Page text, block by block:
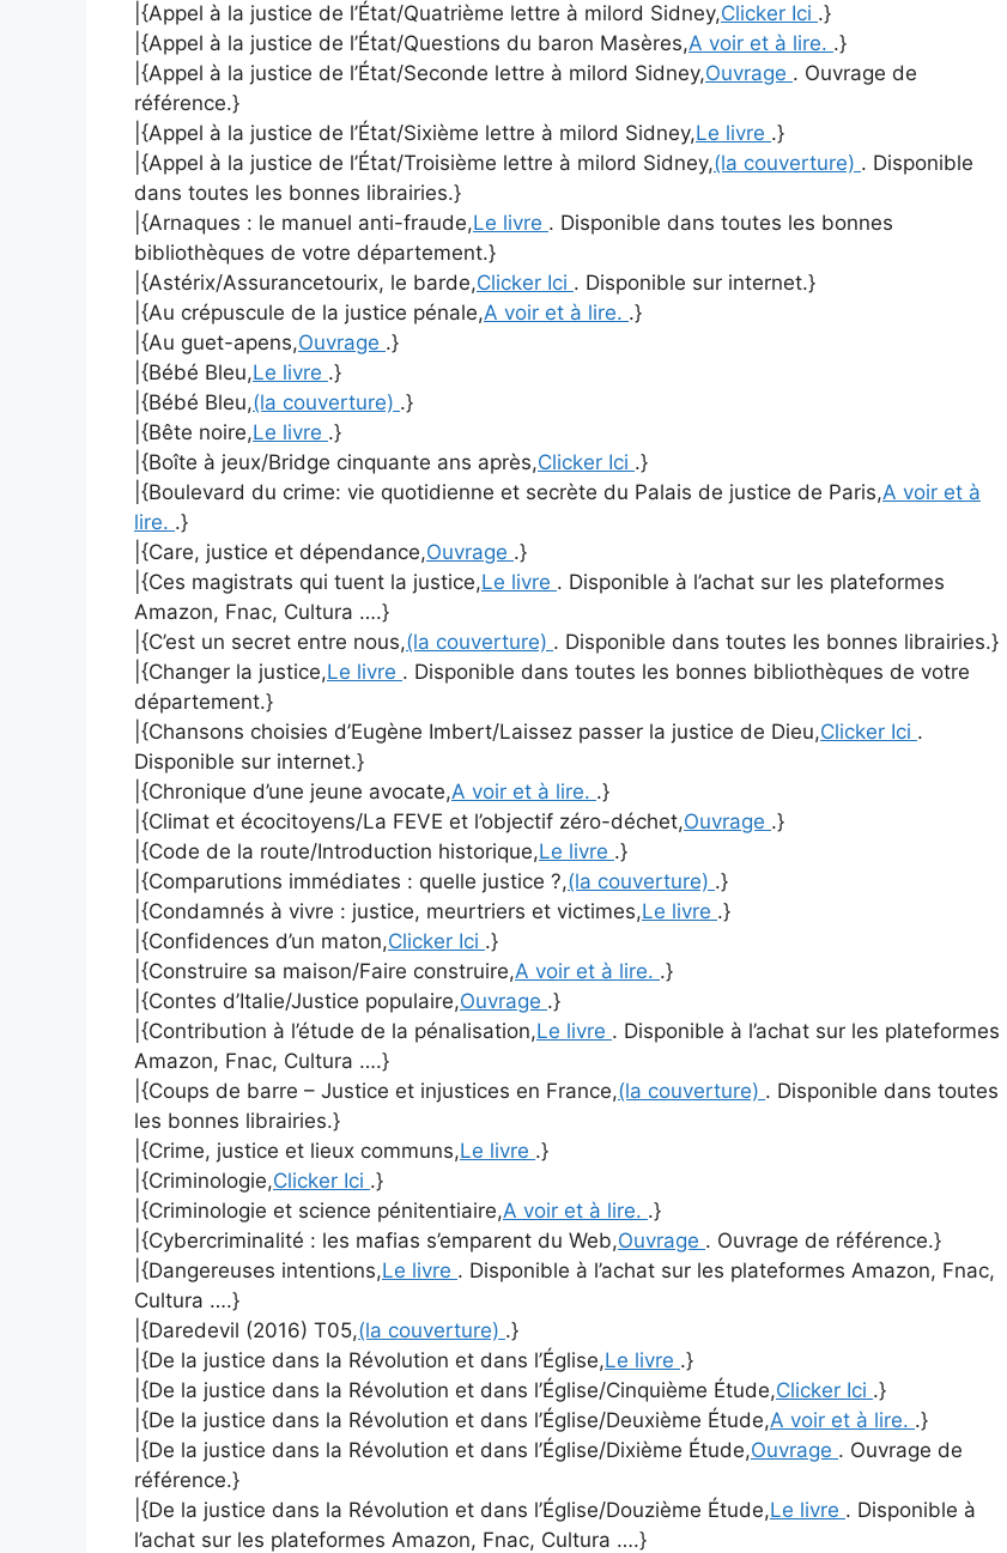
|{Appel à la justice de l’État/Quatrième lettre à milord Sidney,Clicker Ici .}
|{Appel à la justice de l’État/Questions du baron Masères,A voir et à lire. .}
|{Appel à la justice de l’État/Seconde lettre à milord Sidney,Ouvrage . Ouvrage de
référence.}
|{Appel à la justice de l’État/Sixième lettre à milord Sidney,Le livre .}
|{Appel à la justice de l’État/Troisième lettre à milord Sidney,(la couverture) . Disponible
dans toutes les bonnes librairies.}
|{Arnaques : le manuel anti-fraude,Le livre . Disponible dans toutes les bonnes
bibliothèques de votre département.}
|{Astérix/Assurancetourix, le barde,Clicker Ici . Disponible sur internet.}
|{Au crépuscule de la justice pénale,A voir et à lire. .}
|{Au guet-apens,Ouvrage .}
|{Bébé Bleu,Le livre .}
|{Bébé Bleu,(la couverture) .}
|{Bête noire,Le livre .}
|{Boîte à jeux/Bridge cinquante ans après,Clicker Ici .}
|{Boulevard du crime: vie quotidienne et secrète du Palais de justice de Paris,A voir et à
lire. .}
|{Care, justice et dépendance,Ouvrage .}
|{Ces magistrats qui tuent la justice,Le livre . Disponible à l’achat sur les plateformes
Amazon, Fnac, Cultura ….}
|{C’est un secret entre nous,(la couverture) . Disponible dans toutes les bonnes librairies.}
|{Changer la justice,Le livre . Disponible dans toutes les bonnes bibliothèques de votre
département.}
|{Chansons choisies d’Eugène Imbert/Laissez passer la justice de Dieu,Clicker Ici .
Disponible sur internet.}
|{Chronique d’une jeune avocate,A voir et à lire. .}
|{Climat et écocitoyens/La FEVE et l’objectif zéro-déchet,Ouvrage .}
|{Code de la route/Introduction historique,Le livre .}
|{Comparutions immédiates : quelle justice ?,(la couverture) .}
|{Condamnés à vivre : justice, meurtriers et victimes,Le livre .}
|{Confidences d’un maton,Clicker Ici .}
|{Construire sa maison/Faire construire,A voir et à lire. .}
|{Contes d’Italie/Justice populaire,Ouvrage .}
|{Contribution à l’étude de la pénalisation,Le livre . Disponible à l’achat sur les plateformes
Amazon, Fnac, Cultura ….}
|{Coups de barre – Justice et injustices en France,(la couverture) . Disponible dans toutes
les bonnes librairies.}
|{Crime, justice et lieux communs,Le livre .}
|{Criminologie,Clicker Ici .}
|{Criminologie et science pénitentiaire,A voir et à lire. .}
|{Cybercriminalité : les mafias s’emparent du Web,Ouvrage . Ouvrage de référence.}
|{Dangereuses intentions,Le livre . Disponible à l’achat sur les plateformes Amazon, Fnac,
Cultura ….}
|{Daredevil (2016) T05,(la couverture) .}
|{De la justice dans la Révolution et dans l’Église,Le livre .}
|{De la justice dans la Révolution et dans l’Église/Cinquième Étude,Clicker Ici .}
|{De la justice dans la Révolution et dans l’Église/Deuxième Étude,A voir et à lire. .}
|{De la justice dans la Révolution et dans l’Église/Dixième Étude,Ouvrage . Ouvrage de
référence.}
|{De la justice dans la Révolution et dans l’Église/Douzième Étude,Le livre . Disponible à
l’achat sur les plateformes Amazon, Fnac, Cultura ….}